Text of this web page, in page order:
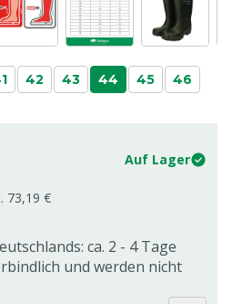
42 43 44 45
46
Auf Lager
73,19 €
ca. 2 - 4 Tage
und werden nicht